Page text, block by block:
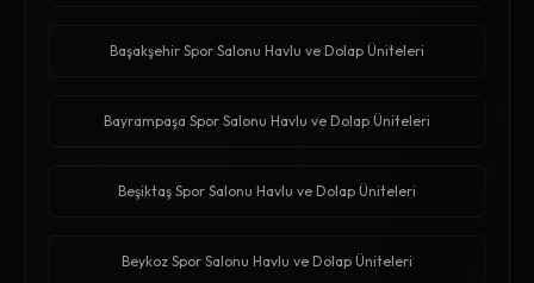
Başakşehir Spor Salonu Havlu ve Dolap Üniteleri
Bayrampaşa Spor Salonu Havlu ve Dolap Üniteleri
Beşiktaş Spor Salonu Havlu ve Dolap Üniteleri
Beykoz Spor Salonu Havlu ve Dolap Üniteleri